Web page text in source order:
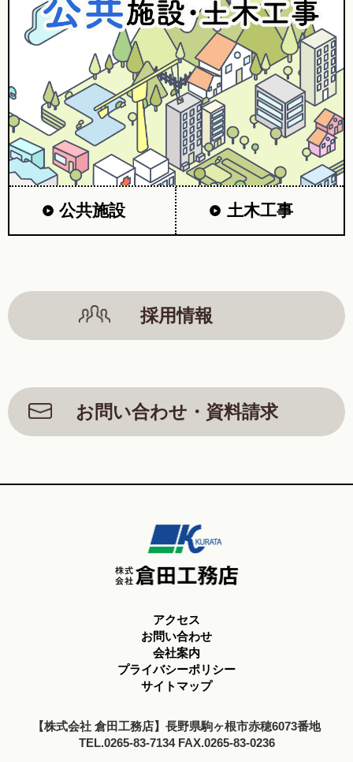
公共施設 土木工事
採用情報
お問い合わせ・資料請求
アクセス
お問い合わせ
会社案内
プライバシーポリシー
サイトマップ
【株式会社 倉田工務店】長野県駒ヶ根市赤穂6073番地
TEL.0265-83-7134 FAX.0265-83-0236